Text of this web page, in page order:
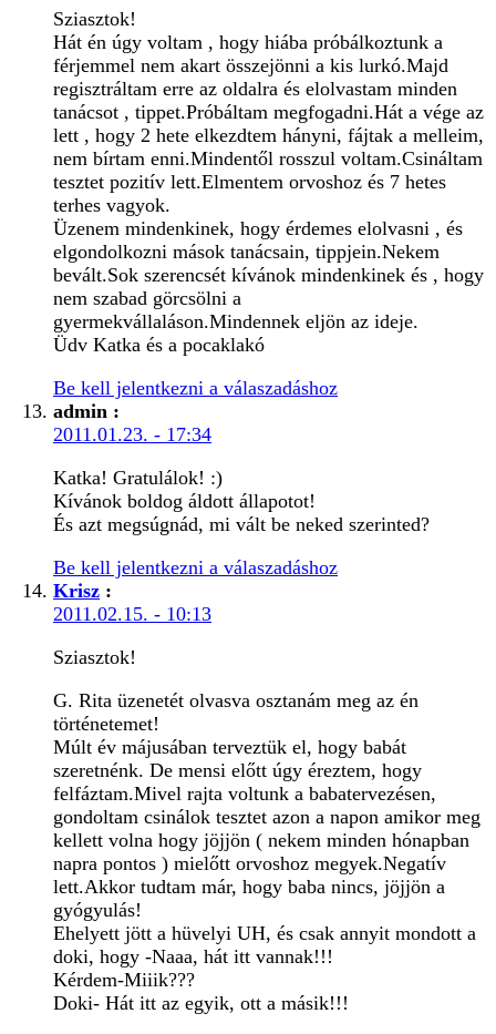
Sziasztok!
Hát én úgy voltam , hogy hiába próbálkoztunk a
férjemmel nem akart összejönni a kis lurkó.Majd
regisztráltam erre az oldalra és elolvastam minden
tanácsot , tippet.Próbáltam megfogadni.Hát a vége az
lett , hogy 2 hete elkezdtem hányni, fájtak a melleim,
nem bírtam enni.Mindentől rosszul voltam.Csináltam
tesztet pozitív lett.Elmentem orvoshoz és 7 hetes
terhes vagyok.
Üzenem mindenkinek, hogy érdemes elolvasni , és
elgondolkozni mások tanácsain, tippjein.Nekem
bevált.Sok szerencsét kívánok mindenkinek és , hogy
nem szabad görcsölni a
gyermekvállaláson.Mindennek eljön az ideje.
Üdv Katka és a pocaklakó
Be kell jelentkezni a válaszadáshoz
admin :
2011.01.23. - 17:34
Katka! Gratulálok! :)
Kívánok boldog áldott állapotot!
És azt megsúgnád, mi vált be neked szerinted?
Be kell jelentkezni a válaszadáshoz
Krisz :
2011.02.15. - 10:13
Sziasztok!
G. Rita üzenetét olvasva osztanám meg az én
történetemet!
Múlt év májusában terveztük el, hogy babát
szeretnénk. De mensi előtt úgy éreztem, hogy
felfáztam.Mivel rajta voltunk a babatervezésen,
gondoltam csinálok tesztet azon a napon amikor meg
kellett volna hogy jöjjön ( nekem minden hónapban
napra pontos ) mielőtt orvoshoz megyek.Negatív
lett.Akkor tudtam már, hogy baba nincs, jöjjön a
gyógyulás!
Ehelyett jött a hüvelyi UH, és csak annyit mondott a
doki, hogy -Naaa, hát itt vannak!!!
Kérdem-Miiik???
Doki- Hát itt az egyik, ott a másik!!!